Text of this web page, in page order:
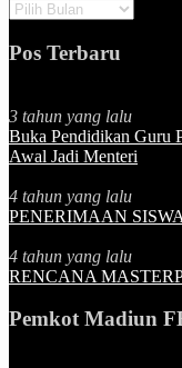
Pos Terbaru
3 tahun yang lalu
Buka Pendidikan Guru
Awal Jadi Menteri
4 tahun yang lalu
PENERIMAAN
4 tahun yang lalu
RENCANA
Pemkot Madiun